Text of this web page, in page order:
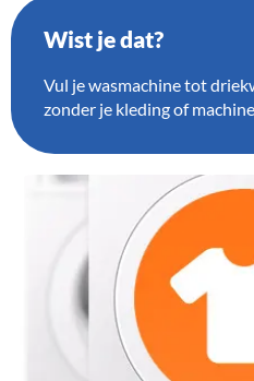
Wist je dat?
Vul je wasmachine tot
zonder je kleding of